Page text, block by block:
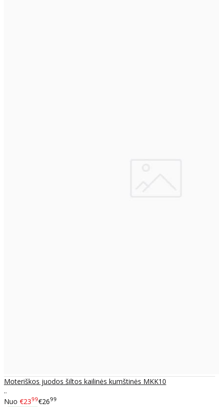
Moteriškos juodos šiltos kailinės kumštinės MKK10
..
Nuo €2399€2699